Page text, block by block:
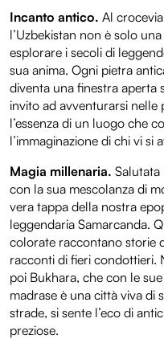
Incanto antico. Al
l’Uzbekistan non è solo
esplorare i secoli di
sua anima. Ogni pietra
diventa una finestra aperta
invito ad avventurarsi nelle
l’essenza di un luogo che
l’immaginazione di chi vi si
Magia millenaria. Salutata
con la sua mescolanza di
vera tappa della nostra
leggendaria Samarcanda.
colorate raccontano storie
racconti di fieri condottieri.
poi Bukhara, che con le
madrase è una città viva di
strade, si sente l’eco di
preziose.